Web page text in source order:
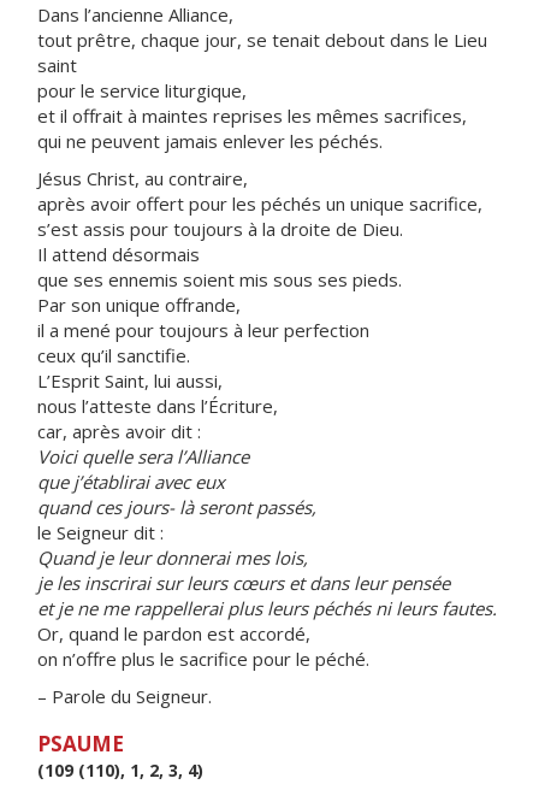
Dans l’ancienne Alliance,
tout prêtre, chaque jour, se tenait debout dans le Lieu
saint
pour le service liturgique,
et il offrait à maintes reprises les mêmes sacrifices,
qui ne peuvent jamais enlever les péchés.
Jésus Christ, au contraire,
après avoir offert pour les péchés un unique sacrifice,
s’est assis pour toujours à la droite de Dieu.
Il attend désormais
que ses ennemis soient mis sous ses pieds.
Par son unique offrande,
il a mené pour toujours à leur perfection
ceux qu’il sanctifie.
L’Esprit Saint, lui aussi,
nous l’atteste dans l’Écriture,
car, après avoir dit :
Voici quelle sera l’Alliance
que j’établirai avec eux
quand ces jours- là seront passés,
le Seigneur dit :
Quand je leur donnerai mes lois,
je les inscrirai sur leurs cœurs et dans leur pensée
et je ne me rappellerai plus leurs péchés ni leurs fautes.
Or, quand le pardon est accordé,
on n’offre plus le sacrifice pour le péché.
– Parole du Seigneur.
PSAUME
(109 (110), 1, 2, 3, 4)